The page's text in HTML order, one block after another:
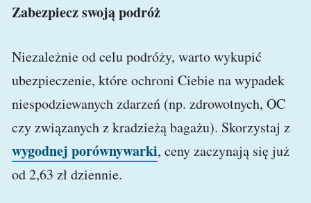
Zabezpiecz swoją podróż
Niezależnie od celu podróży, warto wykupić
ubezpieczenie, które ochroni Ciebie na wypadek
niespodziewanych zdarzeń (np. zdrowotnych, OC
czy związanych z kradzieżą bagażu). Skorzystaj z
wygodnej porównywarki, ceny zaczynają się już
od 2,63 zł dziennie.